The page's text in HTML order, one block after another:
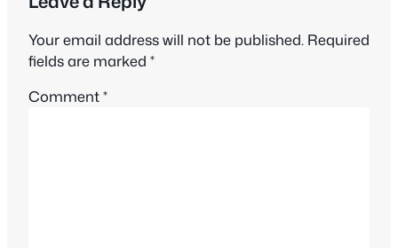
Your email address will not be published. Required
fields are marked *
Comment*